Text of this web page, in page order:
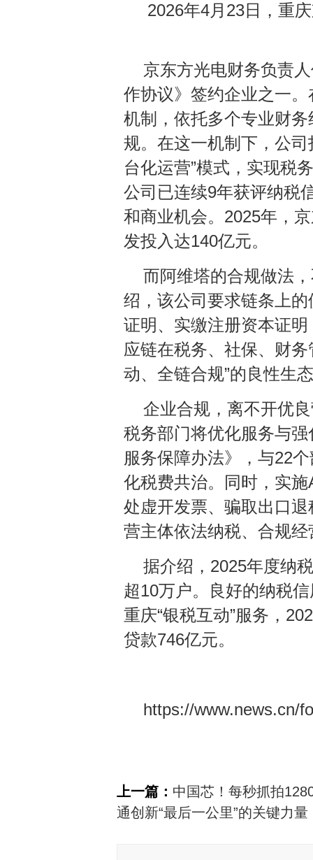
2026年4月23日，重
京东方光电财务负责
作协议》签约企业之一
机制，依托多个专业财
规。在这一机制下，公
台化运营”模式，实现税
公司已连续9年获评纳税
和商业机会。2025年，
发投入达140亿元。
而阿维塔的合规做法
绍，该公司要求链条上
证明、实缴注册资本证
应链在税务、社保、财务
动、全链合规”的良性生
企业合规，离不开优
税务部门将优化服务与
服务保障办法》，与22
化税费共治。同时，实施
处虚开发票、骗取出口
营主体依法纳税、合规经
据介绍，2025年度纳
超10万户。良好的纳税
重庆“银税互动”服务，
贷款746亿元。
https://www.news.cn/
上一篇： 中国芯！每秒抓拍
通创新“最后一公里”的关键力量